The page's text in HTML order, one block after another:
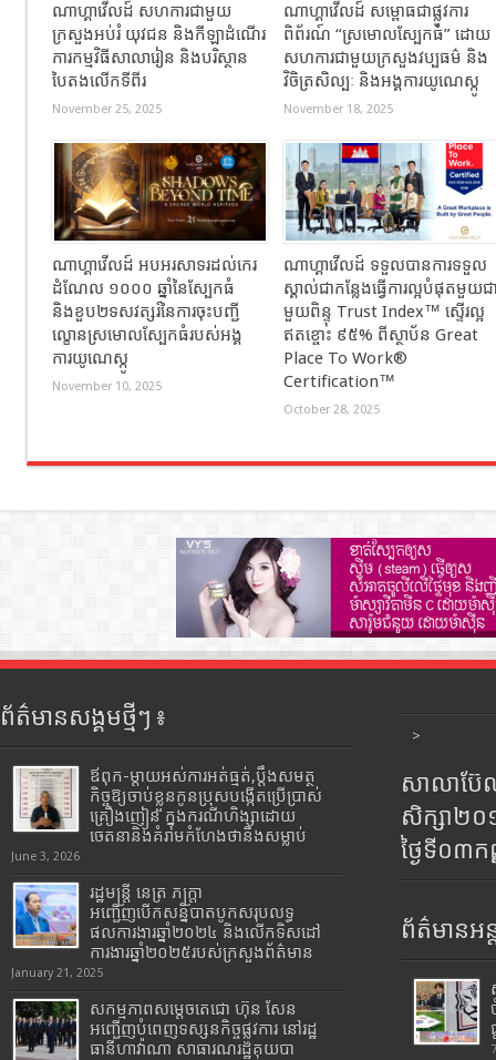
ណាហ្គាវើលដ៍ សហការជាមួយ
ក្រសួងអប់រំ យុវជន និងកីឡាដំណើរ
ការកម្មវិធីសាលារៀន និងបរិស្ថាន
បៃតងលើកទីពីរ
November 25, 2025
ណាហ្គាវើលដ៍ សម្ពោធជាផ្លូវការ
ពិព័រណ៍ “ស្រមោលស្បែកធំ” ដោយ
សហការជាមួយក្រសួងវប្បធម៌ និង
វិចិត្រសិល្បៈ និងអង្គការយូណេស្កូ
November 18, 2025
ណាហ្គាវើលដ៍ អបអរសាទរដល់កេរ
ដំណែល ១០០០ ឆ្នាំនៃស្បែកធំ
និងខួប២ទសវត្សរ៍នៃការចុះបញ្ជី
ល្ខោនស្រមោលស្បែកធំរបស់អង្គ
ការយូណេស្កូ
November 10, 2025
ណាហ្គាវើលដ៍ ទទួលបានការទទួល
ស្គាល់ជាកន្លែងធ្វើការល្អបំផុតមួយជ
មួយពិន្ទុ Trust Index™ ស្ទើរល្អ
ឥតខ្ចោះ ៩៥% ពីស្ថាប័ន Great
Place To Work®
Certification™
October 28, 2025
ព័ត៌មានសង្គមថ្មីៗ ៖
ឪពុក-ម្ដាយអស់ការអត់ធ្មត់,ប្ដឹងសមត្ថ
កិច្ចឱ្យចាប់ខ្លួនកូនប្រុសបង្កើតប្រើប្រាស់
គ្រឿងញៀន ក្នុងករណីហិង្សាដោយ
ចេតនានិងគំរាមកំហែងថានឹងសម្លាប់
June 3, 2026
រដ្ឋមន្រ្តី​ នេត្រ​ ភក្ត្រា​
អញ្ជើញបើកសន្និបាតបូកសរុបលទ្ធ
ផលការងារឆ្នាំ២០២៤ និងលើកទិសដៅ
ការងារឆ្នាំ២០២៥របស់​ក្រសួង​ព័ត៌មាន​
January 21, 2025
សកម្មភាពសម្តេចតេជោ ហ៊ុន សែន
អញ្ជើញបំពេញទស្សនកិច្ចផ្លូវការ នៅរដ្ឋ
ធានីហាវ៉ាណា សាធារណរដ្ឋគុយបា
>
សាលាប៊ែ
សិក្សា២
ថ្ងៃទី០៣
ព័ត៌មានអន្